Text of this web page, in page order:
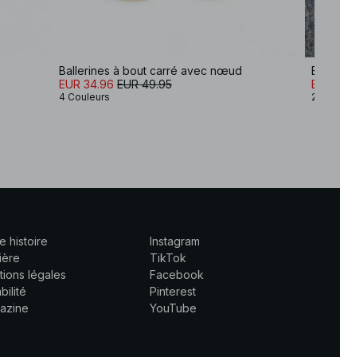
Ballerines à bout carré avec nœud
EUR 34.96 EUR 49.95
4 Couleurs
EUR
2
histoire
légales
Instagram
TikTok
Facebook
Pinterest
YouTube